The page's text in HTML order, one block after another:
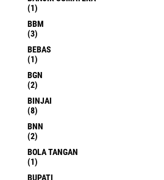
(1)
BBM
(3)
BEBAS
(1)
BGN
(2)
BINJAI
(8)
BNN
(2)
BOLA TANGAN
(1)
BUPATI